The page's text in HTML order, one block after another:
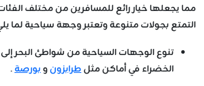
مما يجعلها خيار رائع للمسافرين من مختلف
التمتع بجولات متنوعة وتعتبر وجهة سياحية لما
تنوع الوجهات السياحية من شواطئ البحر
الخضراء في أماكن مثلطرابزونوبورصة.